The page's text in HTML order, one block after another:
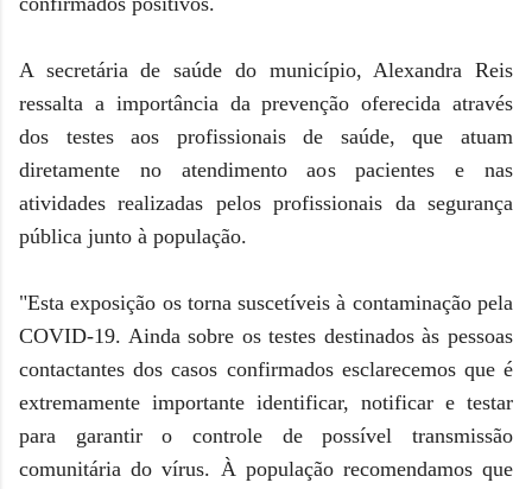
A secretária de saúde do município, Alexandra Reis
ressalta a importância da prevenção oferecida através
dos testes aos profissionais de saúde, que atuam
diretamente no atendimento aos pacientes e nas
atividades realizadas pelos profissionais da segurança
pública junto à população.
"Esta exposição os torna suscetíveis à contaminação pela
COVID-19. Ainda sobre os testes destinados às pessoas
contactantes dos casos confirmados esclarecemos que é
extremamente importante identificar, notificar e testar
para garantir o controle de possível transmissão
comunitária do vírus. À população recomendamos que